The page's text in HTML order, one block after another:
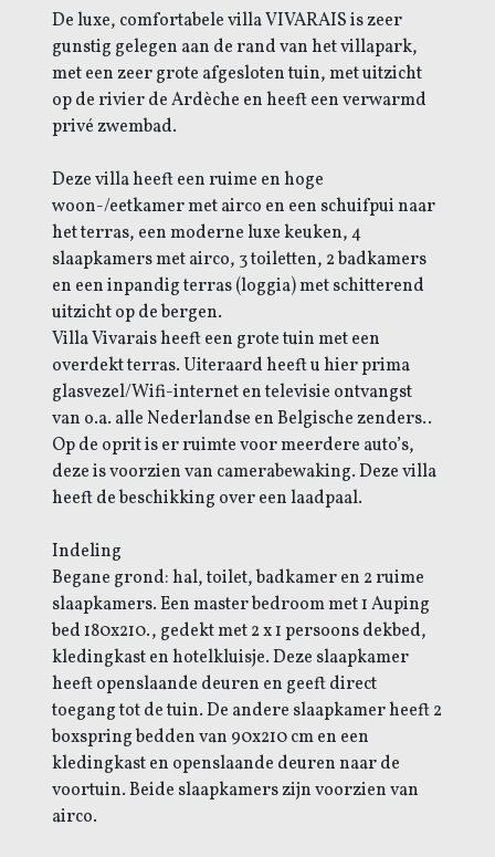
De luxe, comfortabele villa VIVARAIS is zeer
gunstig gelegen aan de rand van het villapark,
met een zeer grote afgesloten tuin, met uitzicht
op de rivier de Ardèche en heeft een verwarmd
privé zwembad.
Deze villa heeft een ruime en hoge
woon-/eetkamer met airco en een schuifpui naar
het terras, een moderne luxe keuken, 4
slaapkamers met airco, 3 toiletten, 2 badkamers
en een inpandig terras (loggia) met schitterend
uitzicht op de bergen.
Villa Vivarais heeft een grote tuin met een
overdekt terras. Uiteraard heeft u hier prima
glasvezel/Wifi-internet en televisie ontvangst
van o.a. alle Nederlandse en Belgische zenders..
Op de oprit is er ruimte voor meerdere auto’s,
deze is voorzien van camerabewaking. Deze villa
heeft de beschikking over een laadpaal.
Indeling
Begane grond: hal, toilet, badkamer en 2 ruime
slaapkamers. Een master bedroom met 1 Auping
bed 180x210., gedekt met 2 x 1 persoons dekbed,
kledingkast en hotelkluisje. Deze slaapkamer
heeft openslaande deuren en geeft direct
toegang tot de tuin. De andere slaapkamer heeft 2
boxspring bedden van 90x210 cm en een
kledingkast en openslaande deuren naar de
voortuin. Beide slaapkamers zijn voorzien van
airco.